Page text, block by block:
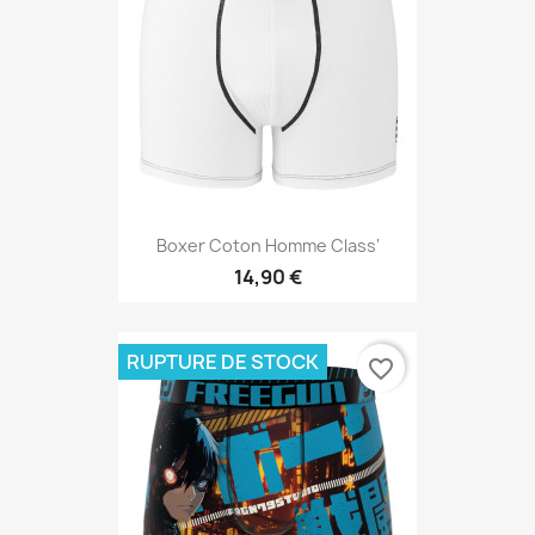
Boxer Coton Homme Class'
14,90 €
RUPTURE DE STOCK favorite_border